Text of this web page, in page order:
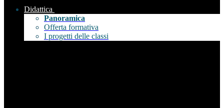
Didattica
Panoramica
Offerta formativa
I progetti delle classi